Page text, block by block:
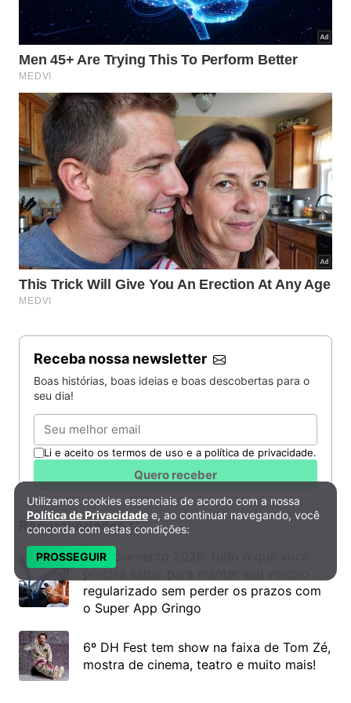
Receba nossa newsletter
Boas histórias, boas ideias e boas descobertas para o
seu dia!
Email
Li e aceito os termos de uso e a política de privacidade.
Quero receber
Recomendados
Licenciamento 2026: tudo o que você
regularizado sem perder os prazos com
o Super App Gringo
6º DH Fest tem show na faixa de Tom Zé,
mostra de cinema, teatro e muito mais!
Política de Privacidade e Cookies
Utilizamos cookies essenciais de acordo com a nossa
Política de Privacidade e, ao continuar navegando, você
concorda com estas condições:
PROSSEGUIR